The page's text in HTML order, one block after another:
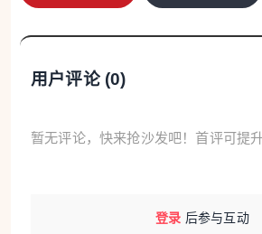
用户评论 (0)
暂无评论，快来抢沙发吧！首评可提
登录 后参与互动